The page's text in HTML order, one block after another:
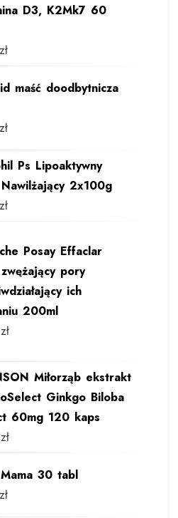
D3, K2Mk7 60
zł
maść doodbytnicza
zł
Ps Lipoaktywny
2x100g
zł
Posay Effaclar
pory
ich
200ml
zł
Miłorząb ekstrakt
Ginkgo Biloba
60mg 120 kaps
zł
30 tabl
zł